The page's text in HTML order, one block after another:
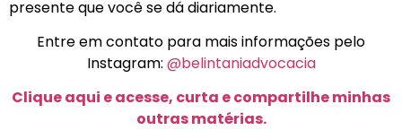
presente que você se dá diariamente.
Entre em contato para mais informações pelo
Instagram: @belintaniadvocacia
Clique aqui e acesse, curta e compartilhe minhas
outras matérias.